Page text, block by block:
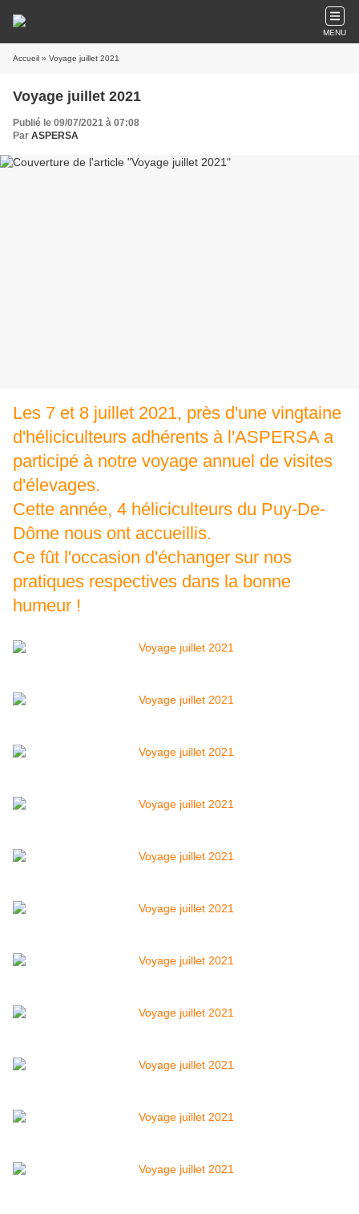
MENU
Accueil » Voyage juillet 2021
Voyage juillet 2021
Publié le 09/07/2021 à 07:08
Par ASPERSA
Les 7 et 8 juillet 2021, près d'une vingtaine
d'héliciculteurs adhérents à l'ASPERSA a
participé à notre voyage annuel de visites
d'élevages.
Cette année, 4 héliciculteurs du Puy-De-
Dôme nous ont accueillis.
Ce fût l'occasion d'échanger sur nos
pratiques respectives dans la bonne
humeur !